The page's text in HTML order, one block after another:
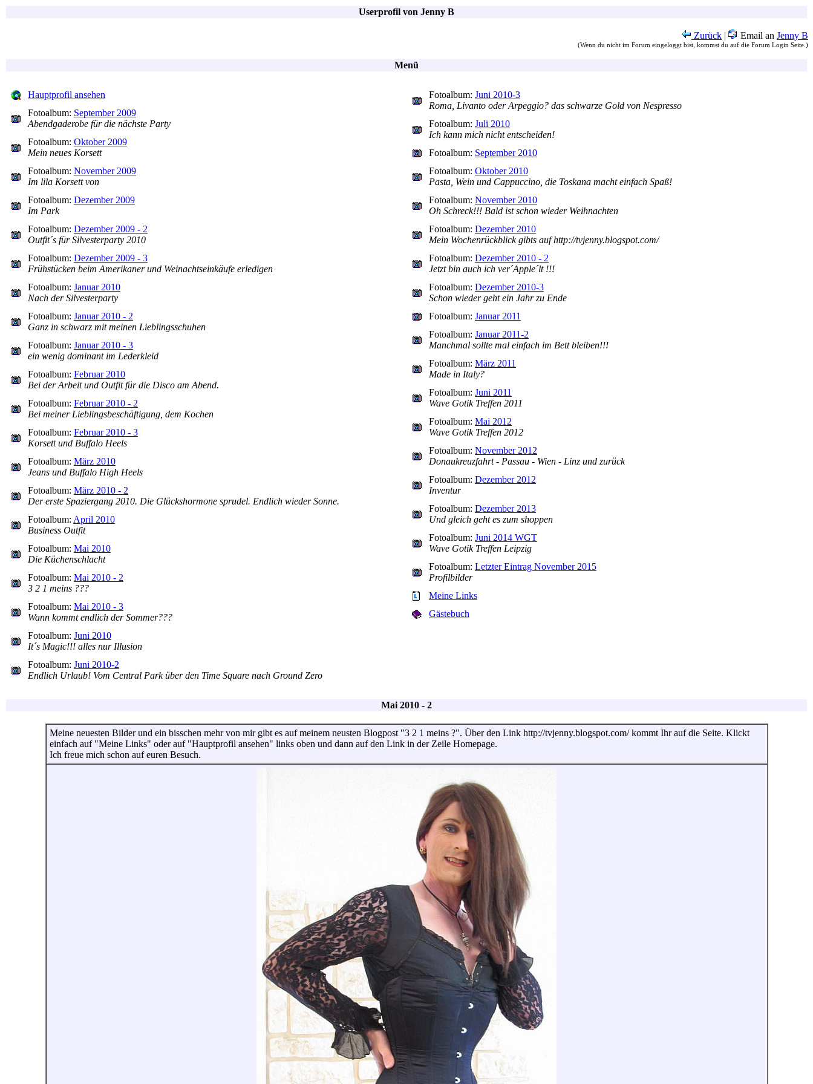
Userprofil von Jenny B
Zurück | Email an Jenny B
(Wenn du nicht im Forum eingeloggt bist, kommst du auf die Forum Login Seite.)
Menü
Hauptprofil ansehen
Fotoalbum: September 2009
Abendgaderobe für die nächste Party
Fotoalbum: Oktober 2009
Mein neues Korsett
Fotoalbum: November 2009
Im lila Korsett von
Fotoalbum: Dezember 2009
Im Park
Fotoalbum: Dezember 2009 - 2
Outfit´s für Silvesterparty 2010
Fotoalbum: Dezember 2009 - 3
Frühstücken beim Amerikaner und Weinachtseinkäufe erledigen
Fotoalbum: Januar 2010
Nach der Silvesterparty
Fotoalbum: Januar 2010 - 2
Ganz in schwarz mit meinen Lieblingsschuhen
Fotoalbum: Januar 2010 - 3
ein wenig dominant im Lederkleid
Fotoalbum: Februar 2010
Bei der Arbeit und Outfit für die Disco am Abend.
Fotoalbum: Februar 2010 - 2
Bei meiner Lieblingsbeschäftigung, dem Kochen
Fotoalbum: Februar 2010 - 3
Korsett und Buffalo Heels
Fotoalbum: März 2010
Jeans und Buffalo High Heels
Fotoalbum: März 2010 - 2
Der erste Spaziergang 2010. Die Glückshormone sprudel. Endlich wieder Sonne.
Fotoalbum: April 2010
Business Outfit
Fotoalbum: Mai 2010
Die Küchenschlacht
Fotoalbum: Mai 2010 - 2
3 2 1 meins ???
Fotoalbum: Mai 2010 - 3
Wann kommt endlich der Sommer???
Fotoalbum: Juni 2010
It´s Magic!!! alles nur Illusion
Fotoalbum: Juni 2010-2
Endlich Urlaub! Vom Central Park über den Time Square nach Ground Zero
Fotoalbum: Juni 2010-3
Roma, Livanto oder Arpeggio? das schwarze Gold von Nespresso
Fotoalbum: Juli 2010
Ich kann mich nicht entscheiden!
Fotoalbum: September 2010
Fotoalbum: Oktober 2010
Pasta, Wein und Cappuccino, die Toskana macht einfach Spaß!
Fotoalbum: November 2010
Oh Schreck!!! Bald ist schon wieder Weihnachten
Fotoalbum: Dezember 2010
Mein Wochenrückblick gibts auf http://tvjenny.blogspot.com/
Fotoalbum: Dezember 2010 - 2
Jetzt bin auch ich ver´Apple´lt !!!
Fotoalbum: Dezember 2010-3
Schon wieder geht ein Jahr zu Ende
Fotoalbum: Januar 2011
Fotoalbum: Januar 2011-2
Manchmal sollte mal einfach im Bett bleiben!!!
Fotoalbum: März 2011
Made in Italy?
Fotoalbum: Juni 2011
Wave Gotik Treffen 2011
Fotoalbum: Mai 2012
Wave Gotik Treffen 2012
Fotoalbum: November 2012
Donaukreuzfahrt - Passau - Wien - Linz und zurück
Fotoalbum: Dezember 2012
Inventur
Fotoalbum: Dezember 2013
Und gleich geht es zum shoppen
Fotoalbum: Juni 2014 WGT
Wave Gotik Treffen Leipzig
Fotoalbum: Letzter Eintrag November 2015
Profilbilder
Meine Links
Gästebuch
Mai 2010 - 2
Meine neuesten Bilder und ein bisschen mehr von mir gibt es auf meinem neusten Blogpost "3 2 1 meins ?". Über den Link http://tvjenny.blogspot.com/ kommt Ihr auf die Seite. Klickt
einfach auf "Meine Links" oder auf "Hauptprofil ansehen" links oben und dann auf den Link in der Zeile Homepage.
Ich freue mich schon auf euren Besuch.